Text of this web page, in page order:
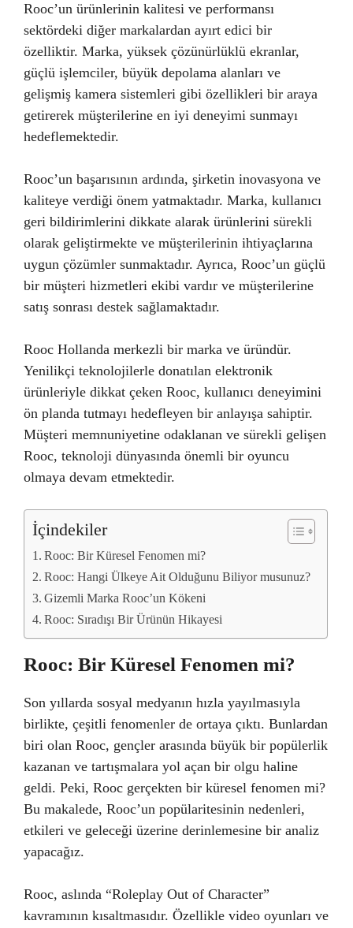
Rooc’un ürünlerinin kalitesi ve performansı
sektördeki diğer markalardan ayırt edici bir
özelliktir. Marka, yüksek çözünürlüklü ekranlar,
güçlü işlemciler, büyük depolama alanları ve
gelişmiş kamera sistemleri gibi özellikleri bir araya
getirerek müşterilerine en iyi deneyimi sunmayı
hedeflemektedir.
Rooc’un başarısının ardında, şirketin inovasyona ve
kaliteye verdiği önem yatmaktadır. Marka, kullanıcı
geri bildirimlerini dikkate alarak ürünlerini sürekli
olarak geliştirmekte ve müşterilerinin ihtiyaçlarına
uygun çözümler sunmaktadır. Ayrıca, Rooc’un güçlü
bir müşteri hizmetleri ekibi vardır ve müşterilerine
satış sonrası destek sağlamaktadır.
Rooc Hollanda merkezli bir marka ve üründür.
Yenilikçi teknolojilerle donatılan elektronik
ürünleriyle dikkat çeken Rooc, kullanıcı deneyimini
ön planda tutmayı hedefleyen bir anlayışa sahiptir.
Müşteri memnuniyetine odaklanan ve sürekli gelişen
Rooc, teknoloji dünyasında önemli bir oyuncu
olmaya devam etmektedir.
İçindekiler
Rooc: Bir Küresel Fenomen mi?
Rooc: Hangi Ülkeye Ait Olduğunu Biliyor musunuz?
Gizemli Marka Rooc’un Kökeni
Rooc: Sıradışı Bir Ürünün Hikayesi
Rooc: Bir Küresel Fenomen mi?
Son yıllarda sosyal medyanın hızla yayılmasıyla
birlikte, çeşitli fenomenler de ortaya çıktı. Bunlardan
biri olan Rooc, gençler arasında büyük bir popülerlik
kazanan ve tartışmalara yol açan bir olgu haline
geldi. Peki, Rooc gerçekten bir küresel fenomen mi?
Bu makalede, Rooc’un popülaritesinin nedenleri,
etkileri ve geleceği üzerine derinlemesine bir analiz
yapacağız.
Rooc, aslında “Roleplay Out of Character”
kavramının kısaltmasıdır. Özellikle video oyunları ve